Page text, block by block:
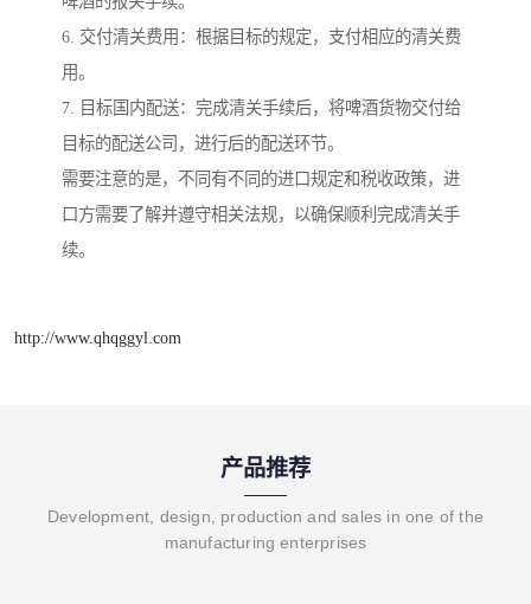
6. 交付清关费用：根据目标的规定，支付相应的清关费
用。
7. 目标国内配送：完成清关手续后，将啤酒货物交付给
目标的配送公司，进行后的配送环节。
需要注意的是，不同有不同的进口规定和税收政策，进
口方需要了解并遵守相关法规，以确保顺利完成清关手
续。
http://www.qhqggyl.com
产品推荐
Development, design, production and sales in one of the
manufacturing enterprises